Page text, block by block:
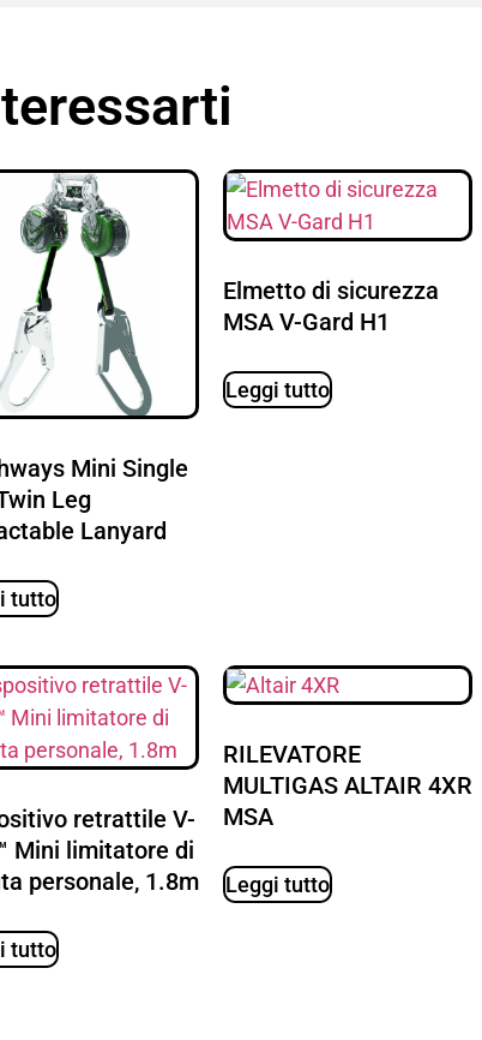
Mini Single
Leg
Lanyard
tutto
Elmetto di sicurezza
MSA V-Gard H1
Leggi tutto
retrattile V-
Mini limitatore di
personale, 1.8m
tutto
RILEVATORE
MULTIGAS ALTAIR 4XR
MSA
Leggi tutto